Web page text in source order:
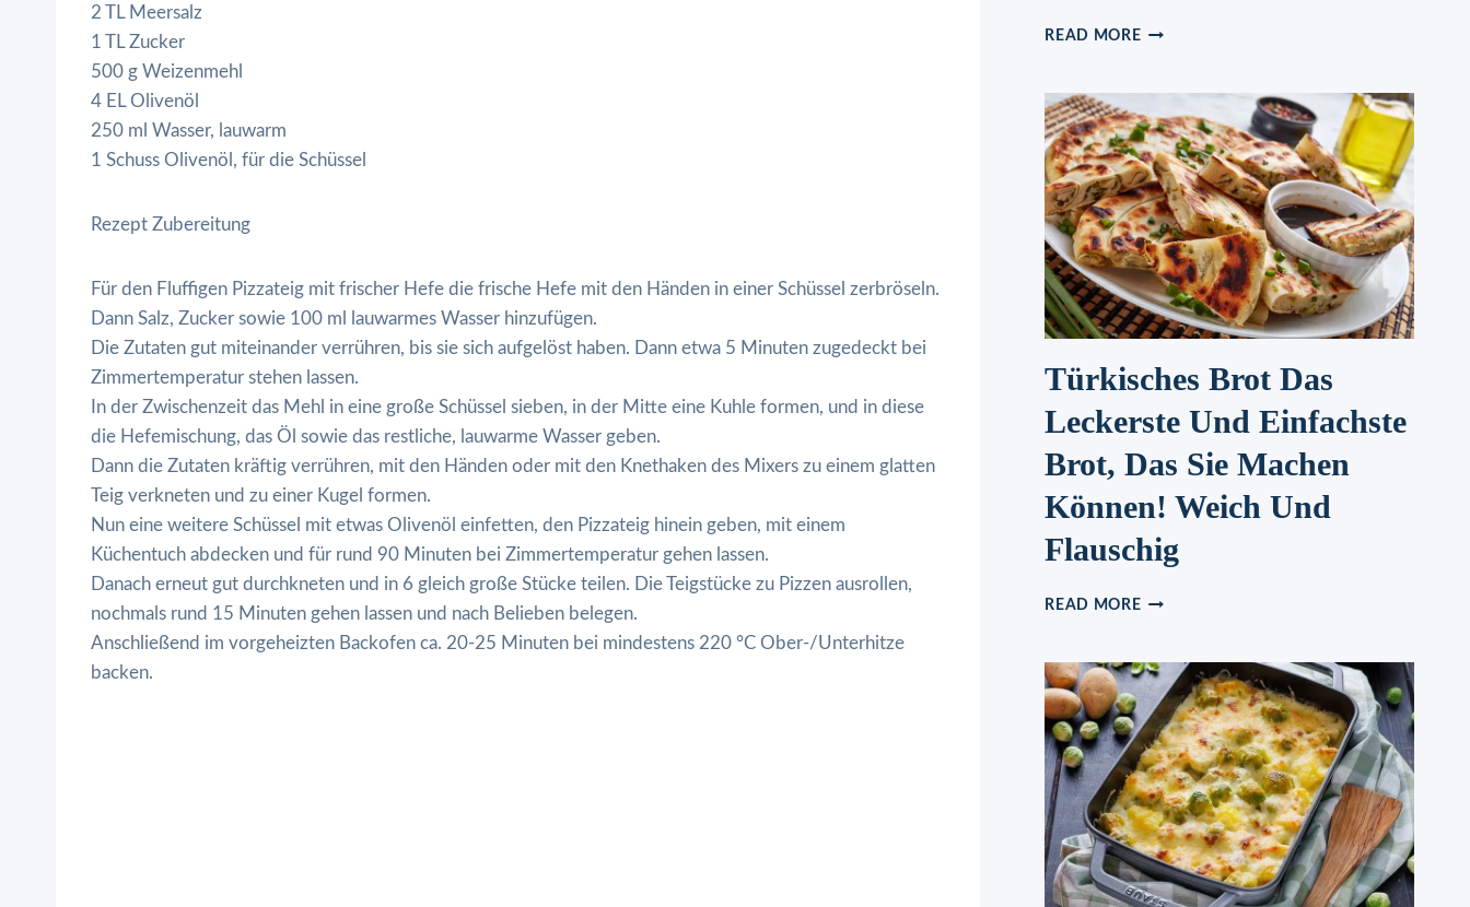
2 TL Meersalz
1 TL Zucker
500 g Weizenmehl
4 EL Olivenöl
250 ml Wasser, lauwarm
1 Schuss Olivenöl, für die Schüssel
Rezept Zubereitung
Für den Fluffigen Pizzateig mit frischer Hefe die frische Hefe mit den Händen in einer Schüssel zerbröseln.
Dann Salz, Zucker sowie 100 ml lauwarmes Wasser hinzufügen.
Die Zutaten gut miteinander verrühren, bis sie sich aufgelöst haben. Dann etwa 5 Minuten zugedeckt bei
Zimmertemperatur stehen lassen.
In der Zwischenzeit das Mehl in eine große Schüssel sieben, in der Mitte eine Kuhle formen, und in diese
die Hefemischung, das Öl sowie das restliche, lauwarme Wasser geben.
Dann die Zutaten kräftig verrühren, mit den Händen oder mit den Knethaken des Mixers zu einem glatten
Teig verkneten und zu einer Kugel formen.
Nun eine weitere Schüssel mit etwas Olivenöl einfetten, den Pizzateig hinein geben, mit einem
Küchentuch abdecken und für rund 90 Minuten bei Zimmertemperatur gehen lassen.
Danach erneut gut durchkneten und in 6 gleich große Stücke teilen. Die Teigstücke zu Pizzen ausrollen,
nochmals rund 15 Minuten gehen lassen und nach Belieben belegen.
Anschließend im vorgeheizten Backofen ca. 20-25 Minuten bei mindestens 220 °C Ober-/Unterhitze
backen.
READ MORECREMSCHNITTEN
Türkisches Brot Das
Leckerste Und Einfachste
Brot, Das Sie Machen
Können! Weich Und
Flauschig
READ MORETÜRKISCHES
LECKERSTE
UND
EINFACHSTE
BROT,
DAS
SIE
MACHEN
KÖNNEN!
WEICH
UND
FLAUSCHIG